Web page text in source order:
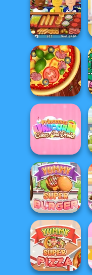
Dr Panda
Restaurant
Hot Dog Bush
Pizza Maker
Princesses
Unicorn Cakes
And D...
Yummy Super
Burger